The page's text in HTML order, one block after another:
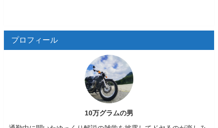
プロフィール
10万グラムの男